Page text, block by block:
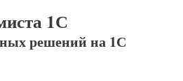
1С
решений на 1С